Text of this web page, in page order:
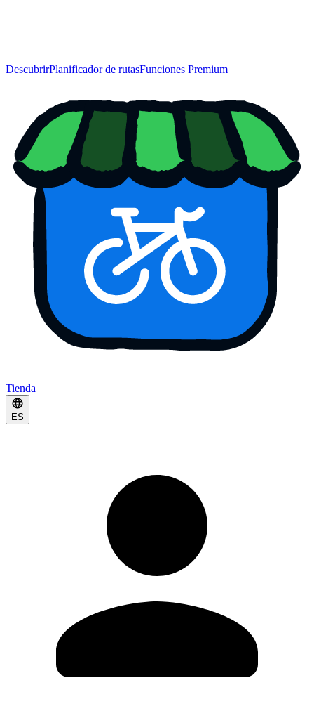
DescubrirPlanificador de rutasFunciones Premium
Tienda
ES